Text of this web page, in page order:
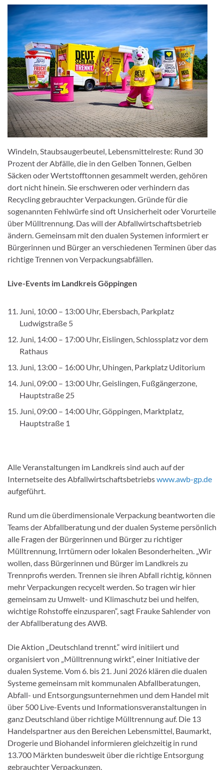
Windeln, Staubsaugerbeutel, Lebensmittelreste: Rund 30
Prozent der Abfälle, die in den Gelben Tonnen, Gelben
Säcken oder Wertstofftonnen gesammelt werden, gehören
dort nicht hinein. Sie erschweren oder verhindern das
Recycling gebrauchter Verpackungen. Gründe für die
sogenannten Fehlwürfe sind oft Unsicherheit oder Vorurteile
über Mülltrennung. Das will der Abfallwirtschaftsbetrieb
ändern. Gemeinsam mit den dualen Systemen informiert er
Bürgerinnen und Bürger an verschiedenen Terminen über das
richtige Trennen von Verpackungsabfällen.
Live-Events im Landkreis Göppingen
Juni, 10:00 – 13:00 Uhr, Ebersbach, Parkplatz
Ludwigstraße 5
Juni, 14:00 – 17:00 Uhr, Eislingen, Schlossplatz vor dem
Rathaus
Juni, 13:00 – 16:00 Uhr, Uhingen, Parkplatz Uditorium
Juni, 09:00 – 13:00 Uhr, Geislingen, Fußgängerzone,
Hauptstraße 25
Juni, 09:00 – 14:00 Uhr, Göppingen, Marktplatz,
Hauptstraße 1
Alle Veranstaltungen im Landkreis sind auch auf der
Internetseite des Abfallwirtschaftsbetriebswww.awb-gp.de
aufgeführt.
Rund um die überdimensionale Verpackung beantworten die
Teams der Abfallberatung und der dualen Systeme persönlich
alle Fragen der Bürgerinnen und Bürger zu richtiger
Mülltrennung, Irrtümern oder lokalen Besonderheiten. „Wir
wollen, dass Bürgerinnen und Bürger im Landkreis zu
Trennprofis werden. Trennen sie ihren Abfall richtig, können
mehr Verpackungen recycelt werden. So tragen wir hier
gemeinsam zu Umwelt- und Klimaschutz bei und helfen,
wichtige Rohstoffe einzusparen“, sagt Frauke Sahlender von
der Abfallberatung des AWB.
Die Aktion „Deutschland trennt.“ wird initiiert und
organisiert von „Mülltrennung wirkt“, einer Initiative der
dualen Systeme. Vom 6. bis 21. Juni 2026 klären die dualen
Systeme gemeinsam mit kommunalen Abfallberatungen,
Abfall- und Entsorgungsunternehmen und dem Handel mit
über 500 Live-Events und Informationsveranstaltungen in
ganz Deutschland über richtige Mülltrennung auf. Die 13
Handelspartner aus den Bereichen Lebensmittel, Baumarkt,
Drogerie und Biohandel informieren gleichzeitig in rund
13.700 Märkten bundesweit über die richtige Entsorgung
gebrauchter Verpackungen.